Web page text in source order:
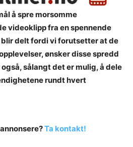
å spre morsomme
videoklipp fra en spennende
delt fordi vi forutsetter at de
ønsker disse spredd
sålangt det er mulig, å dele
rundt hvert
Ta kontakt!